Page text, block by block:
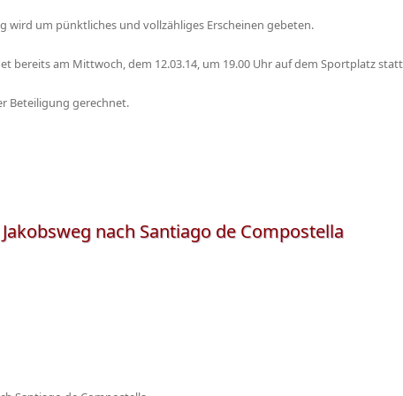
wird um pünktliches und vollzähliges Erscheinen gebeten.
bereits am Mittwoch, dem 12.03.14, um 19.00 Uhr auf dem Sportplatz
Beteiligung gerechnet.
nach Santiago de Compostella